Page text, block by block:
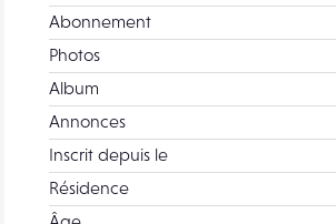
Abonnement
Photos
Album
Annonces
Inscrit depuis le
Résidence